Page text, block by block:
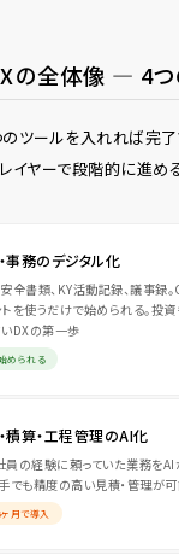
の全体像 ― 4つ
ツールを入れれば完
イヤーで段階的に進め
事務のデジタル化
安全書類、KY活動記録、議事録
トを使うだけで始められる。投
いDXの第一歩
められる
積算・工程管理のAI化
員の経験に頼っていた業務をAI
手でも精度の高い見積・管理が
月で導入